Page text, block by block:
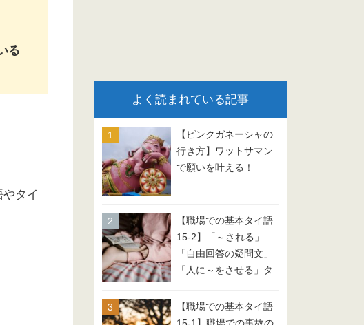
る
タイ
よく読まれている記事
【ピンクガネーシャの
行き方】ワットサマン
で願いを叶える！
【職場での基本タイ語
15-2】「～される」
「自由回答の疑問文」
「人に～をさせる」タ
【職場での基本タイ語